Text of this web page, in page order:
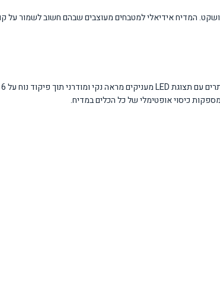
5-6 איש הזקוקות לפתרון רחיצה יעיל ושקט. המדיח אידיאלי למטבחים מעוצבים